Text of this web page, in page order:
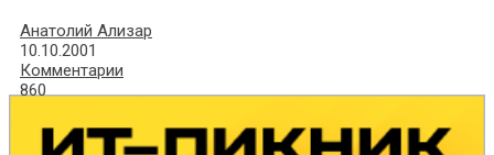
Анатолий Ализар
10.10.2001
Комментарии
860